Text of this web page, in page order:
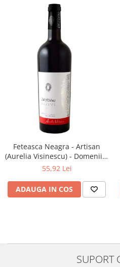
Feteasca Neagra - Artisan
(Aurelia Visinescu) - Domeniile
Sahateni
55,92 Lei
ADAUGA IN COS
SUPORT